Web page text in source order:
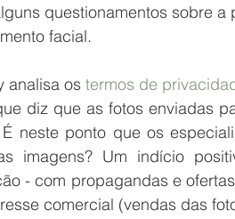
questionamentos sobre
facial.
analisa os termos de
diz que as fotos enviadas
neste ponto que os
imagens? Um indício
- com propagandas e
comercial (vendas das